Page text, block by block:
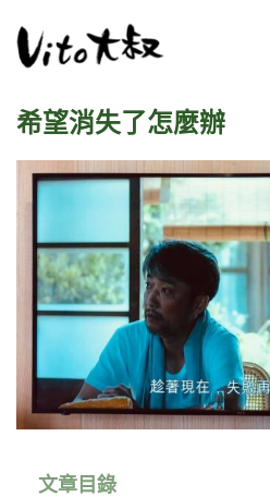
至
內希望消失了怎麼辦
文章目錄